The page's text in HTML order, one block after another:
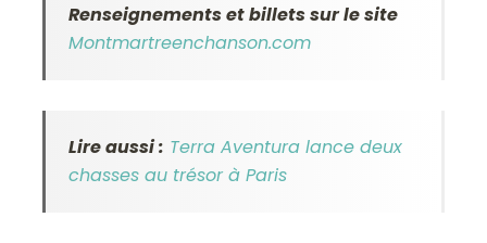
Renseignements et billets sur le site
Montmartreenchanson.com
Lire aussi : Terra Aventura lance deux
chasses au trésor à Paris